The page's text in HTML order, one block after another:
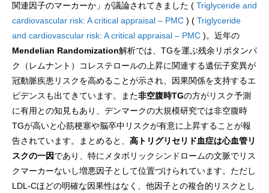
関連因子のマーカーか」が議論されてきました ( Triglyceride and
cardiovascular risk: A critical appraisal – PMC ) ( Triglyceride
and cardiovascular risk: A critical appraisal – PMC )。近年の
Mendelian Randomization解析では、TGを運ぶ残余リポタンパ
ク（レムナント）コレステロールの上昇に関連する遺伝子変異が
冠動脈疾患リスクを高めることが示され、因果関係を支持するエ
ビデンスも出てきています。また非空腹時TGの方がリスク予測
に有用との知見もあり、デンマークの大規模研究では非空腹時
TGが高いと心筋梗塞や脳卒中リスクが有意に上昇することが報
告されています。まとめると、 高トリグリセリド血症は心血管リ
スクの一因であり、特にメタボリックシンドロームの文脈でリス
クマーカーないし増悪因子として位置づけられています。ただし
LDL-Cほどの明確な因果性はなく、他因子との複合的リスクとし